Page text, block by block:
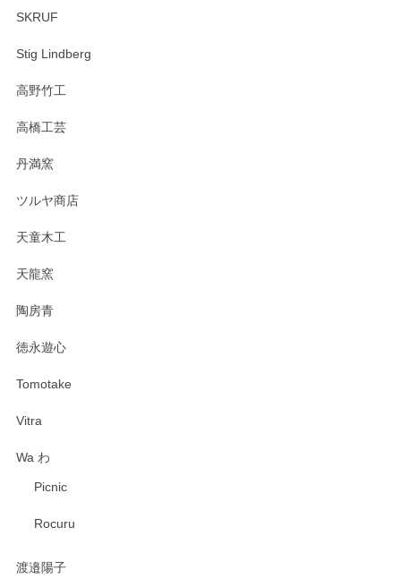
SKRUF
Stig Lindberg
高野竹工
高橋工芸
丹満窯
ツルヤ商店
天童木工
天龍窯
陶房青
徳永遊心
Tomotake
Vitra
Wa わ
Picnic
Rocuru
渡邉陽子